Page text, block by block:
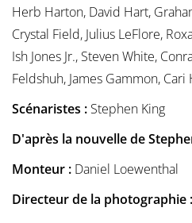
Herb Harton, David Hart,
Crystal Field, Julius LeFlore,
Ish Jones Jr., Steven White,
Feldshuh, James Gammon,
Scénaristes : Stephen King
D'après la nouvelle de
Monteur : Daniel Loewenthal
Directeur de la photographie :